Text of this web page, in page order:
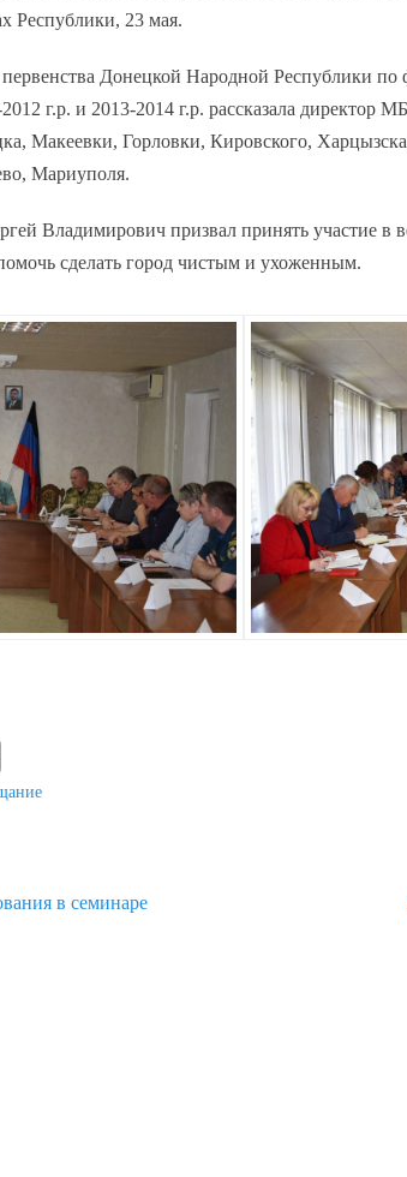
Республики, 23 мая.
Донецкой Народной Республики по
2012 г.р. и 2013-2014 г.р. рассказала
Макеевки, Горловки, Кировского,
Мариуполя.
Владимирович призвал принять участие в
сделать город чистым и ухоженным.
в семинаре